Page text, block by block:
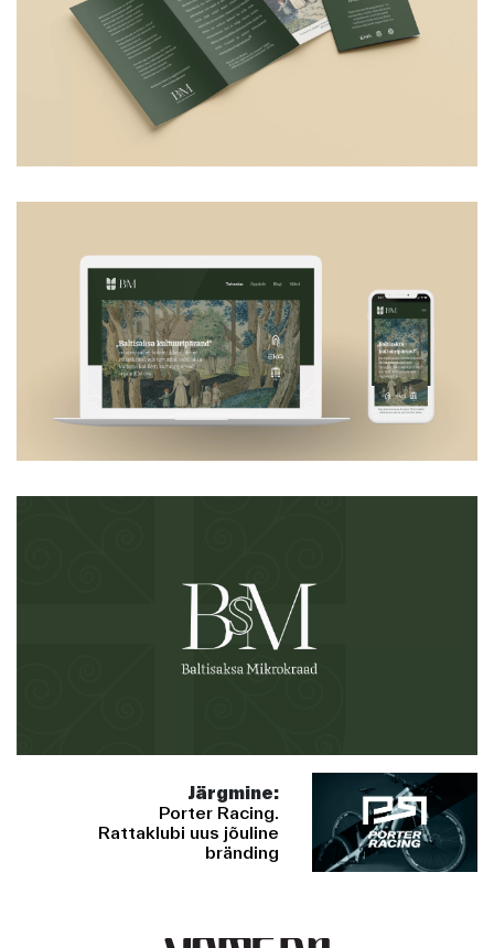
Järgmine:
Porter Racing.
Rattaklubi uus jõuline
bränding